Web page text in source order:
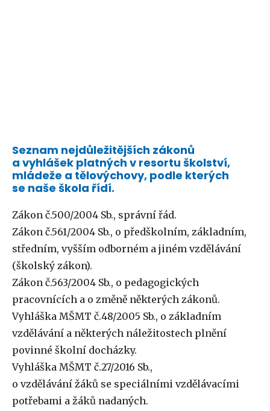
Seznam nejdůležitějších zákonů
a vyhlášek platných v resortu školství,
mládeže a tělovýchovy, podle kterých
se naše škola řídí.
Zákon č.500/2004 Sb., správní řád.
Zákon č.561/2004 Sb., o předškolním, základním,
středním, vyšším odborném a jiném vzdělávání
(školský zákon).
Zákon č.563/2004 Sb., o pedagogických
pracovnících a o změně některých zákonů.
Vyhláška MŠMT č.48/2005 Sb., o základním
vzdělávání a některých náležitostech plnění
povinné školní docházky.
Vyhláška MŠMT č.27/2016 Sb.,
o vzdělávání žáků se speciálními vzdělávacími
potřebami a žáků nadaných.